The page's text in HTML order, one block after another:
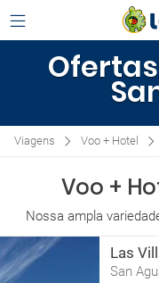
Viagens Voo + Hotel
Voo +
Nossa ampla
Las
San